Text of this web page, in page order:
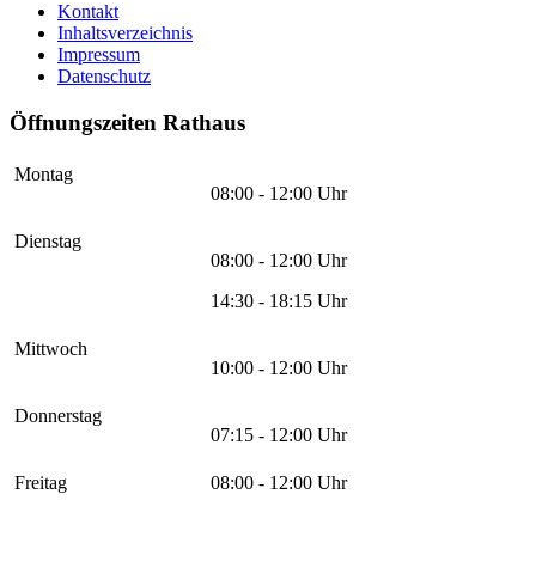
Kontakt
Inhaltsverzeichnis
Impressum
Datenschutz
Öffnungszeiten Rathaus
Montag
08:00 - 12:00 Uhr
Dienstag
08:00 - 12:00 Uhr
14:30 - 18:15 Uhr
Mittwoch
10:00 - 12:00 Uhr
Donnerstag
07:15 - 12:00 Uhr
Freitag 08:00 - 12:00 Uhr